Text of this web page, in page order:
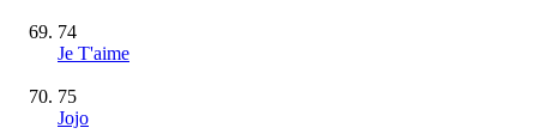
74
Je T'aime
75
Jojo